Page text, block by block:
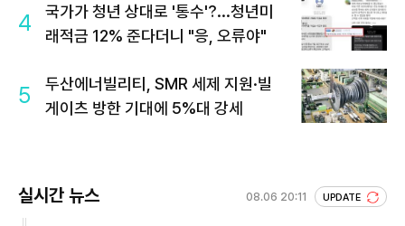
4
국가가 청년 상대로 '통수'?...청년미
래적금 12% 준다더니 "응, 오류야"
5
두산에너빌리티, SMR 세제 지원·빌
게이츠 방한 기대에 5%대 강세
실시간 뉴스 08.06 20:11 UPDATE